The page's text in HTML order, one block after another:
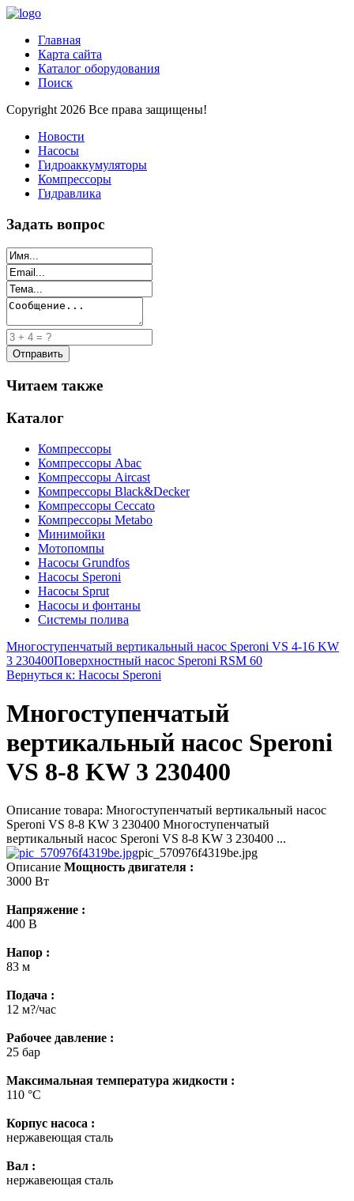
Главная
Карта сайта
Каталог оборудования
Поиск
Copyright 2026 Все права защищены!
Новости
Насосы
Гидроаккумуляторы
Компрессоры
Гидравлика
Задать вопрос
Читаем также
Каталог
Компрессоры
Компрессоры Abac
Компрессоры Aircast
Компрессоры Black&Decker
Компрессоры Ceccato
Компрессоры Metabo
Минимойки
Мотопомпы
Насосы Grundfos
Насосы Speroni
Насосы Sprut
Насосы и фонтаны
Системы полива
Многоступенчатый вертикальный насос Speroni VS 4-16 KW
3 230400Поверхностный насос Speroni RSM 60
Вернуться к: Насосы Speroni
Многоступенчатый
вертикальный насос Speroni
VS 8-8 KW 3 230400
Описание товара: Многоступенчатый вертикальный насос
Speroni VS 8-8 KW 3 230400 Многоступенчатый
вертикальный насос Speroni VS 8-8 KW 3 230400 ...
pic_570976f4319be.jpg
Описание Мощность двигателя :
3000 Вт
Напряжение :
400 В
Напор :
83 м
Подача :
12 м?/час
Рабочее давление :
25 бар
Максимальная температура жидкости :
110 °С
Корпус насоса :
нержавеющая сталь
Вал :
нержавеющая сталь